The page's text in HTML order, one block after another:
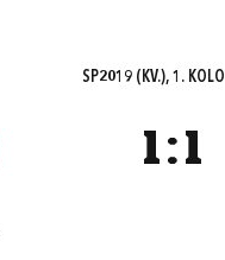
SP2019 (KV.), 1. KOLO
1:1